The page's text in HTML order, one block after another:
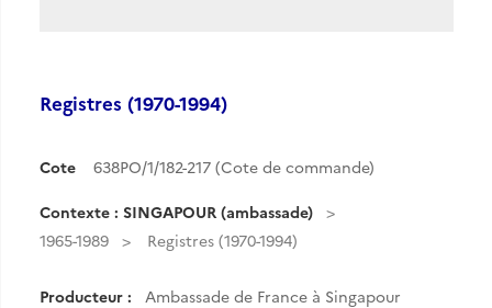
Registres (1970-1994)
Cote 638PO/1/182-217 (Cote de commande)
Contexte : SINGAPOUR (ambassade)
1965-1989
Registres (1970-1994)
Producteur : Ambassade de France à Singapour